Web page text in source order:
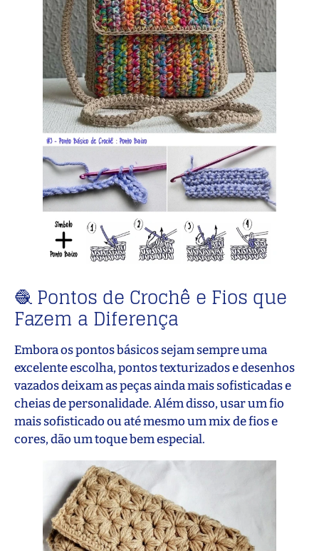
🧶 Pontos de Crochê e Fios que
Fazem a Diferença
Embora os pontos básicos sejam sempre uma
excelente escolha, pontos texturizados e desenhos
vazados deixam as peças ainda mais sofisticadas e
cheias de personalidade. Além disso, usar um fio
mais sofisticado ou até mesmo um mix de fios e
cores, dão um toque bem especial.